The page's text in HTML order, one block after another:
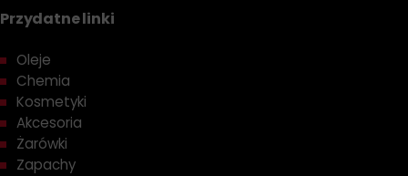
Przydatne linki
Oleje
Chemia
Kosmetyki
Akcesoria
Żarówki
Zapachy